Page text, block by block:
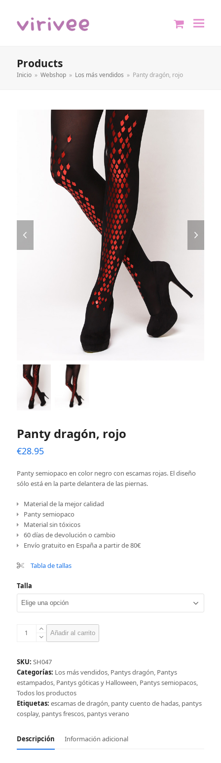
Products
Inicio » Webshop » Los más vendidos » Panty dragón, rojo
slide
slide
Panty dragón, rojo
€28.95
Panty semiopaco en color negro con escamas rojas. El diseño
sólo está en la parte delantera de las piernas.
Material de la mejor calidad
Panty semiopaco
Material sin tóxicos
60 días de devolución o cambio
Envío gratuito en España a partir de 80€
Tabla de tallas
Talla
Panty
cantidad
Añadir al carrito
SKU: SH047
Categorías: Los más vendidos, Pantys dragón, Pantys
estampados, Pantys góticas y Halloween, Pantys semiopacos,
Todos los productos
Etiquetas: escamas de dragón, panty cuento de hadas, pantys
cosplay, pantys frescos, pantys verano
Descripción Información adicional